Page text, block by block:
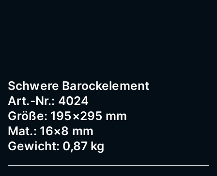
er,
Edelst
ahl,
Schwere Barockelement
Art.-Nr.: 4024
Größe: 195×295 mm
Mat.: 16×8 mm
Gewicht: 0,87 kg